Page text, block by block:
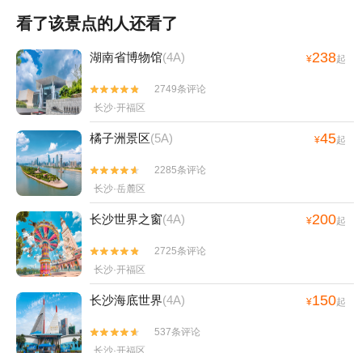
看了该景点的人还看了
湖南省博物馆(4A) ¥238起


2749条评论
长沙·开福区
橘子洲景区(5A) ¥45起


2285条评论
长沙·岳麓区
长沙世界之窗(4A) ¥200起


2725条评论
长沙·开福区
长沙海底世界(4A) ¥150起


537条评论